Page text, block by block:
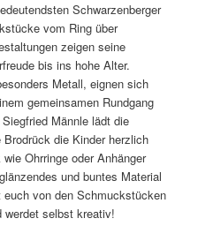
Schwarzenberger
vom Ring über
zeigen seine
bis ins hohe Alter.
Metall, eignen sich
gemein­samen Rundgang
Männle lädt die
die Kinder herz­lich
Ohrringe oder Anhänger
und buntes Material
von den Schmuckstücken
werdet selbst kreativ!